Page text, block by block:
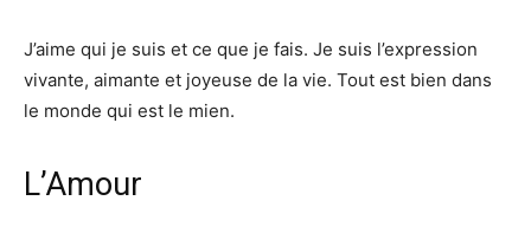
J’aime qui je suis et ce que je fais. Je suis l’expression
vivante, aimante et joyeuse de la vie. Tout est bien dans
le monde qui est le mien.
L’Amour